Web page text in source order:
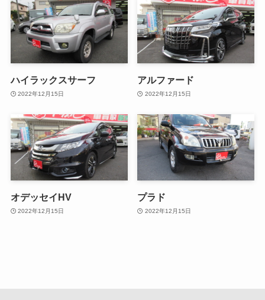
ハイラックスサーフ
2022年12月15日
アルファード
2022年12月15日
オデッセイHV
2022年12月15日
プラド
2022年12月15日